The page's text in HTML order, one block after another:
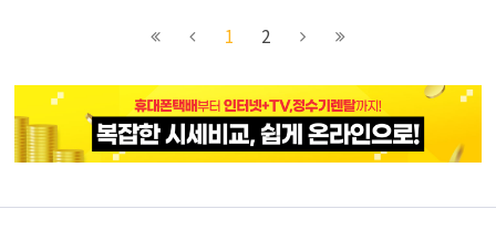
블록으로페이지로
1 2
페이지로블록으로